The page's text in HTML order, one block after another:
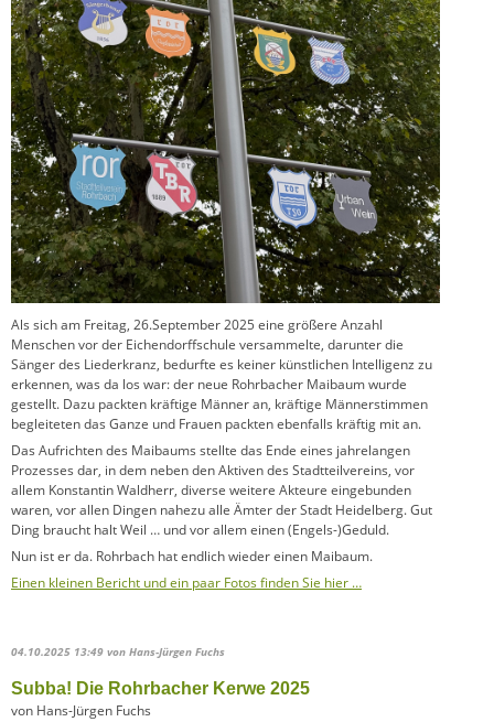
Als sich am Freitag, 26.September 2025 eine größere Anzahl
Menschen vor der Eichendorffschule versammelte, darunter die
Sänger des Liederkranz, bedurfte es keiner künstlichen Intelligenz zu
erkennen, was da los war: der neue Rohrbacher Maibaum wurde
gestellt. Dazu packten kräftige Männer an, kräftige Männerstimmen
begleiteten das Ganze und Frauen packten ebenfalls kräftig mit an.
Das Aufrichten des Maibaums stellte das Ende eines jahrelangen
Prozesses dar, in dem neben den Aktiven des Stadtteilvereins, vor
allem Konstantin Waldherr, diverse weitere Akteure eingebunden
waren, vor allen Dingen nahezu alle Ämter der Stadt Heidelberg. Gut
Ding braucht halt Weil … und vor allem einen (Engels-)Geduld.
Nun ist er da. Rohrbach hat endlich wieder einen Maibaum.
Einen kleinen Bericht und ein paar Fotos finden Sie hier …
04.10.2025 13:49 von Hans-Jürgen Fuchs
Subba! Die Rohrbacher Kerwe 2025
von Hans-Jürgen Fuchs